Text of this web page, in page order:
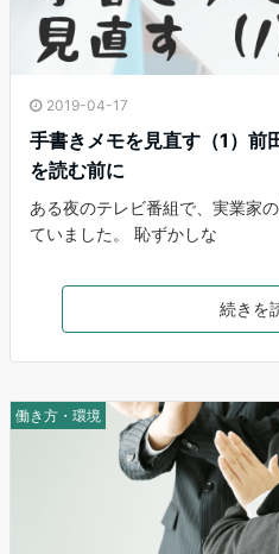
2019-04-17
手書きメモを見直す（1）前
を読む前に
ある夜のテレビ番組で、実業家
ていました。 恥ずかしな
続きを
働き方・環境